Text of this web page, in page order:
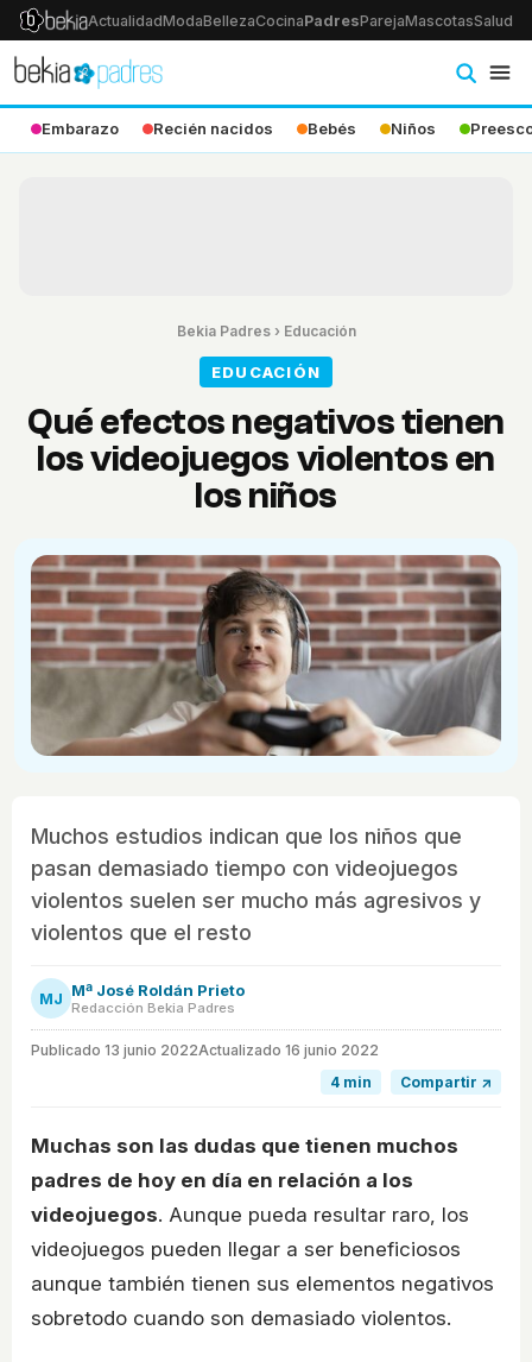
ActualidadModaBellezaCocinaPadresParejaMascotasSalud
Embarazo Recién nacidos Bebés Niños
Bekia Padres› Educación
EDUCACIÓN
Qué efectos negativos tienen
los videojuegos violentos en
los niños
Muchos estudios indican que los niños que
pasan demasiado tiempo con videojuegos
violentos suelen ser mucho más agresivos y
violentos que el resto
MJ Mª José Roldán Prieto
Redacción Bekia Padres
Publicado 13 junio 2022Actualizado 16 junio 2022
4 min
Compartir ↗
Muchas son las dudas que tienen muchos
padres de hoy en día en relación a los
videojuegos. Aunque pueda resultar raro, los
videojuegos pueden llegar a ser beneficiosos
aunque también tienen sus elementos negativos
sobretodo cuando son demasiado violentos.